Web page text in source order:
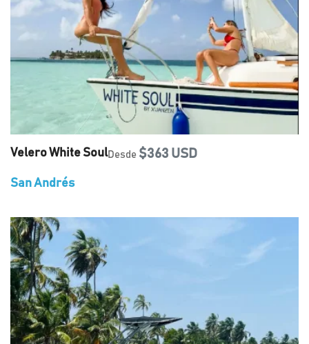
Velero White SoulDesde $363 USD
San Andrés